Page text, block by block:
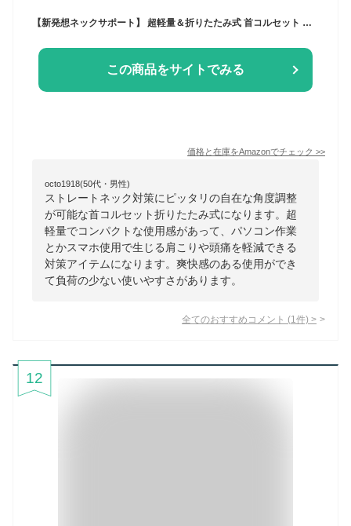
【新発想ネックサポート】 超軽量＆折りたたみ式 首コルセット ストレートネック対策・自由に角度調整・通気性 PC作業/スマホ/家事/外出に 男女兼用・ 誕生日プレゼントに最適
この商品をサイトでみる
価格と在庫をAmazonでチェック >>
octo1918(50代・男性)
ストレートネック対策にピッタリの自在な角度調整
が可能な首コルセット折りたたみ式になります。超
軽量でコンパクトな使用感があって、パソコン作業
とかスマホ使用で生じる肩こりや頭痛を軽減できる
対策アイテムになります。爽快感のある使用ができ
て負荷の少ない使いやすさがあります。
全てのおすすめコメント (1 件) >
12